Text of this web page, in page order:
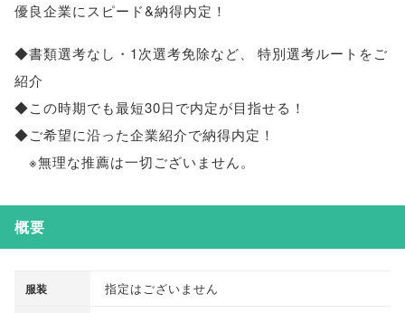
優良企業にスピード&納得内定！
◆書類選考なし・1次選考免除など、
特別選考ルートをご
紹介
◆この時期でも最短30日で内定が目指せる！
◆ご希望に沿った企業紹介で納得内定！
※無理な推薦は一切ございません。
概要
服装 指定はございません